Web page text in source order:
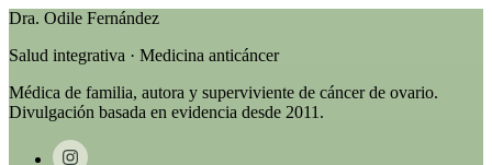
Dra. Odile Fernández
Salud integrativa · Medicina anticáncer
Médica de familia, autora y superviviente de cáncer de ovario.
Divulgación basada en evidencia desde 2011.